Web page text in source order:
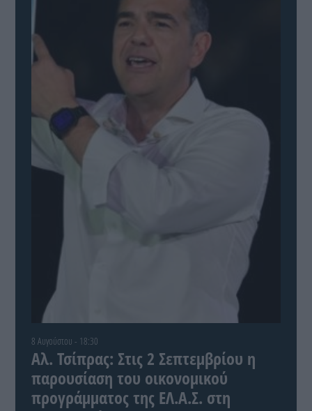
8 Αυγούστου - 18:30
Αλ. Τσίπρας: Στις 2 Σεπτεμβρίου η
παρουσίαση του οικονομικού
προγράμματος της ΕΛ.Α.Σ. στη